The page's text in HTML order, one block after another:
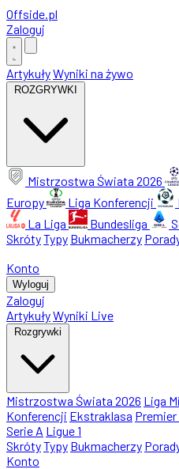
Offside.pl
Zaloguj
ArtykułyWyniki na żywo
ROZGRYWKI
Mistrzostwa Świata 2026
Europy
Liga Konferencji
La Liga
Bundesliga
SkrótyTypy Bukmacherzy
Konto
Wyloguj
Zaloguj
ArtykułyWyniki Live
Rozgrywki
Mistrzostwa Świata 2026 Liga
Konferencji Ekstraklasa
Serie A Ligue 1
SkrótyTypy Bukmacherzy
Konto